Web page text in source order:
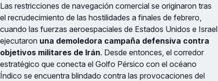
Las restricciones de navegación comercial se originaron tras
el recrudecimiento de las hostilidades a finales de febrero,
cuando las fuerzas aeroespaciales de Estados Unidos e Israel
ejecutaron una demoledora campaña defensiva contra
objetivos militares de Irán. Desde entonces, el corredor
estratégico que conecta el Golfo Pérsico con el océano
Índico se encuentra blindado contra las provocaciones del